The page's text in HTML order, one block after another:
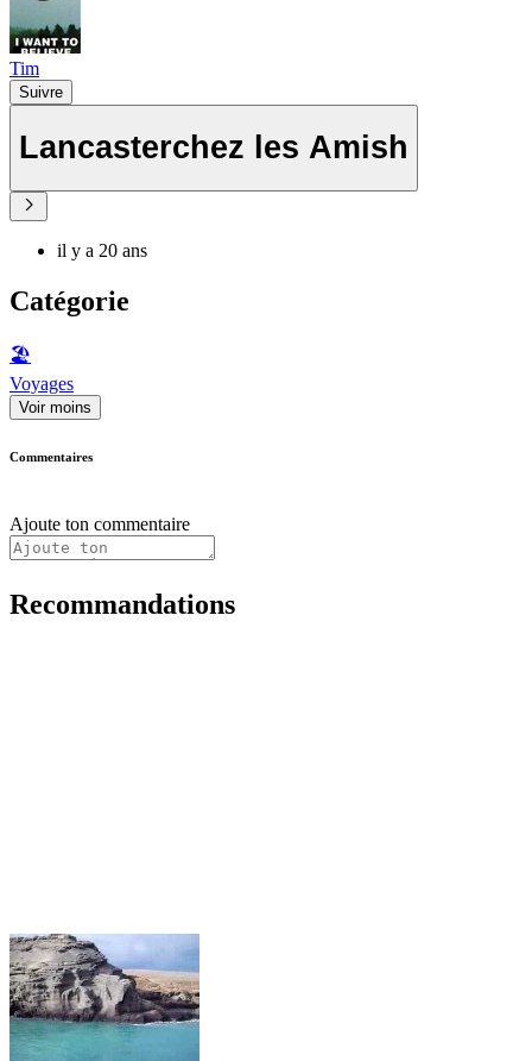
Tim
Suivre
Lancasterchez les Amish
il y a 20 ans
Catégorie
🏖
Voyages
Voir moins
Commentaires
Ajoute ton commentaire
Recommandations